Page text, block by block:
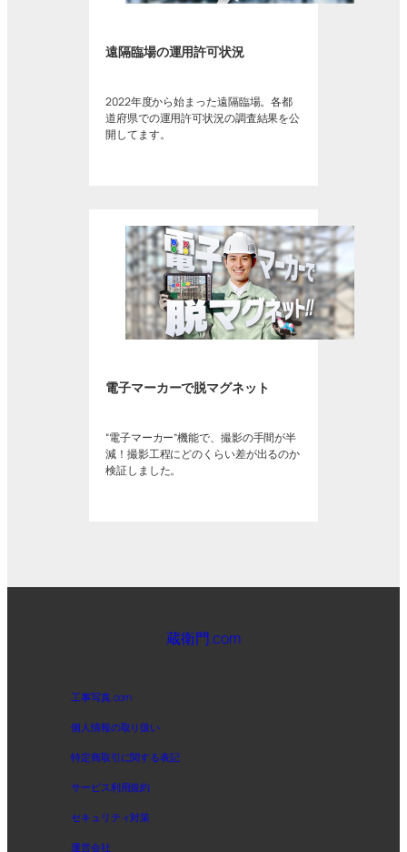
遠隔臨場の運用許可状況
2022年度から始まった遠隔臨場。各都
道府県での運用許可状況の調査結果を公
開してます。
電子マーカーで脱マグネット
“電子マーカー”機能で、撮影の手間が半
減！撮影工程にどのくらい差が出るのか
検証しました。
蔵衛門.com
工事写真.com
個人情報の取り扱い
特定商取引に関する表記
サービス利用規約
セキュリティ対策
運営会社